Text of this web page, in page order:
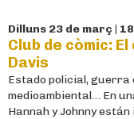
Dilluns 23 de març |
Club de còmic:
Davis
Estado policial, guerra
medioambiental… En
Hannah y Johnny